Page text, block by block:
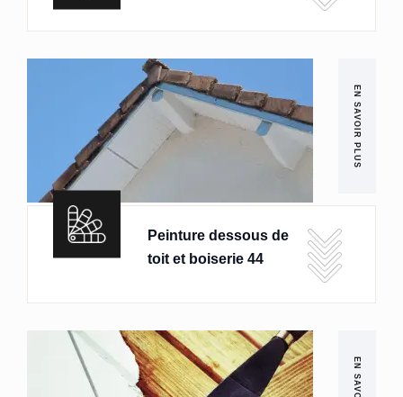
EN SAVOIR PLUS
Peinture dessous de
toit et boiserie 44